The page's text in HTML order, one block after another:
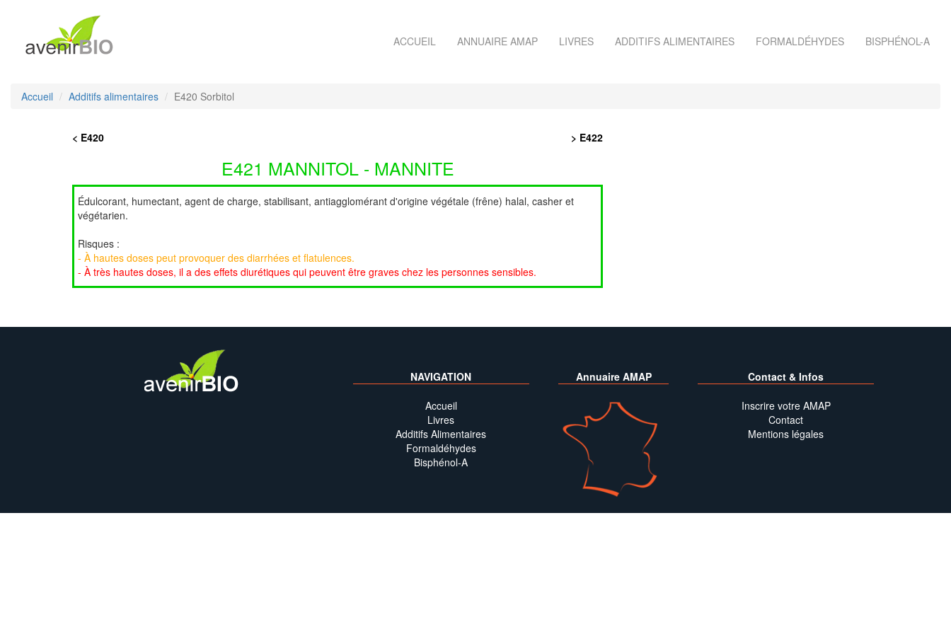
ACCUEIL ANNUAIRE AMAP LIVRES ADDITIFS ALIMENTAIRES FORMALDÉHYDES BISPHÉNOL-A
Accueil Additifs alimentaires E420 Sorbitol
< E420 > E422
E421 MANNITOL - MANNITE
Édulcorant, humectant, agent de charge, stabilisant, antiagglomérant d'origine végétale (frêne) halal, casher et
végétarien.
Risques :
- À hautes doses peut provoquer des diarrhées et flatulences.
- À très hautes doses, il a des effets diurétiques qui peuvent être graves chez les personnes sensibles.
NAVIGATION
Accueil
Livres
Additifs Alimentaires
Formaldéhydes
Bisphénol-A
Annuaire AMAP Contact & Infos
Inscrire votre AMAP
Contact
Mentions légales